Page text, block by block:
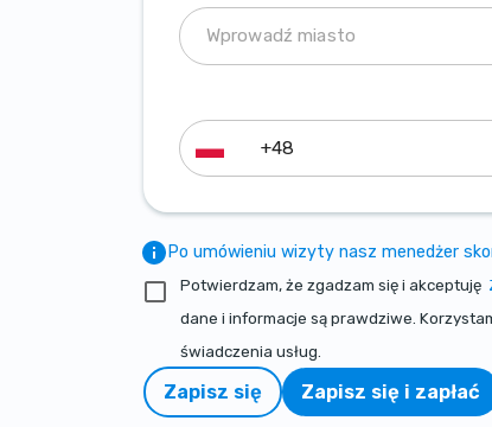
Po umówieniu wizyty nasz menedżer
Potwierdzam, że zgadzam się i akceptuję
dane i informacje są prawdziwe.
świadczenia usług.
Zapisz się Zapisz się i zapłać